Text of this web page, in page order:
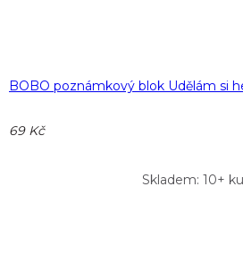
BOBO poznámkový blok Udělám si
69 Kč
Skladem: 10+